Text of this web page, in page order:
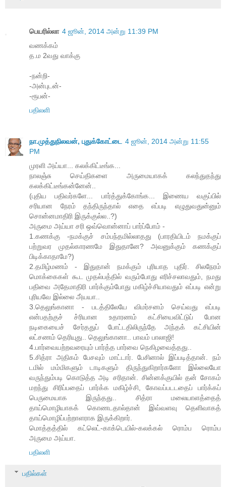
பெயரில்லா 4 ஜூன், 2014 அன்று 11:39 PM
வணக்கம்
த.ம 2வது வாக்கு
-நன்றி-
-அன்புடன்-
-ரூபன்-
பதிலளி
நா.முத்துநிலவன், புதுக்கோட்டை
4 ஜூன், 2014 அன்று 11:55
PM
முரளி அய்யா... கலக்கிட்டீங்க...
நாலஞ்சு செய்திகளை அருமையாகக் கலந்துதந்து
கலக்கிட்டீங்கன்னேன்..
(புதிய பதிவர்களே... பார்த்துக்கோங்க... இணைய வகுப்பில்
சரியான நேரம் தந்திருந்தால் எதை எப்படி எழுதுவதுன்னும்
சொன்னமாதிரி இருக்குல்ல..?)
அருமை அய்யா சரி ஒவ்வொன்னாப் பார்ப்போம் -
1.கணக்கு -நமக்குச் சம்பந்தமில்லாதது (பாரதியிடம் நமக்குப்
பற்றுவர முதல்காரணமே இதுதானே? அவனுக்கும் கணக்குப்
பிடிக்காதாமே?)
2.தமிழ்மணம் - இதுதான் நமக்கும் புரியாத புதிர். சிலநேரம்
மொக்கைகள் கூட முதல்பத்தில் வரும்போது எரிச்சலாவதும், நமது
பதிவை அதேமாதிரி பார்க்கும்போது மகிழ்ச்சியாவதும் எப்படி என்று
புரியவே இல்லை அ்யயா..
3.தெலுங்கானா - படத்திலேயே விமர்சனம் செய்வது எப்படி
என்பதற்குச் ச்ரியான உதாரணம் கட்சியைவிட்டுப் போன
நடிகையைச் சேர்ததுப் போட்டதிலிருந்தே அந்தக் கட்சியின்
லட்சணம் தெரியுது.. தெலுங்கானா.. பாவம் பாலாஜி!
4.பார்வையற்றவரையும் பார்த்த பார்வை நெகிழவைத்தது..
5.சித்ரா அதிகம் பேசவும் மாட்டார். பேசினால் இப்படித்தான். நம்
டமில் மம்மிகளும் டாடிகளும் திருந்துகிறார்களோ இல்லையோ
வருந்தும்படி கொடுத்த அடி சரிதான். சின்னக்குயில் தன் சோகம்
மறந்து சிரிப்பதைப் பார்க்க மகிழ்ச்சி, கோவப்படடதைப் பார்க்கப்
பெருமையாக இருந்தது.. சித்ரா மலையாளத்தைத்
தாய்மொழியாகக் கொணடதால்தான் இவ்வளவு தெளிவாகத்
தாய்மொழிப்பற்றாளராக இருக்கிறார்.
மொத்தத்தில் கட்லெட்-காக்டெயில்-கலக்கல் ரொம்ப ரொம்ப
அருமை அய்யா.
பதிலளி
பதில்கள்